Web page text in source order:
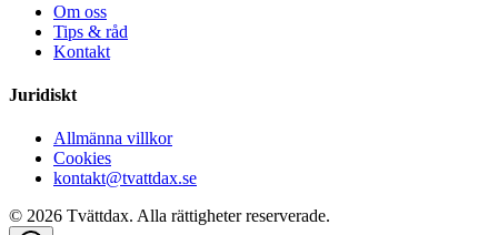
Om oss
Tips & råd
Kontakt
Juridiskt
Allmänna villkor
Cookies
kontakt@tvattdax.se
© 2026 Tvättdax. Alla rättigheter reserverade.